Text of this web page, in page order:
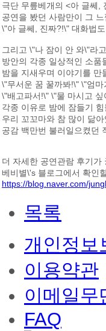
극단 무릎베개의 <아 글쎄,
공연을 봤던 사람만이 그
\"아 글쎄, 진짜?!\" 대화법
그리고 \"나 잠이 안 와\"라
방안의 각종 일상적인 소품
밤을 지새우며 이야기를 만
\"무서운 꿈 꿀까봐!\" \"엄
\"배고파서!\" \"물 마시고 싶
각종 이유로 밤에 잠들기
우리 꼬꼬마와 참 많이 닮아
공감 백만번 불러일으켰던
더 자세한 공연관람 후기가
베비별\'s 블로그에서 확인
https://blog.naver.com/
목록
개인정보
이용약관
이메일무
FAQ